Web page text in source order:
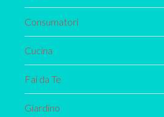
Consumatori
Cucina
Fai da Te
Giardino